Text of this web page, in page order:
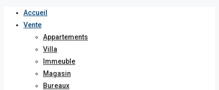
Accueil
Vente
Appartements
Villa
Immeuble
Magasin
Bureaux